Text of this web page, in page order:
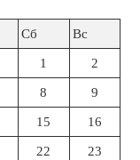
Сб Вс
1 2
8 9
15 16
22 23